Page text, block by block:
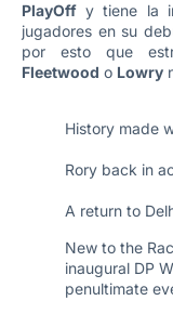
PlayOff y tiene la
jugadores en su
por esto que
Fleetwood o Lowry
History made
Rory back in
A return to
New to the
inaugural DP
penultimate